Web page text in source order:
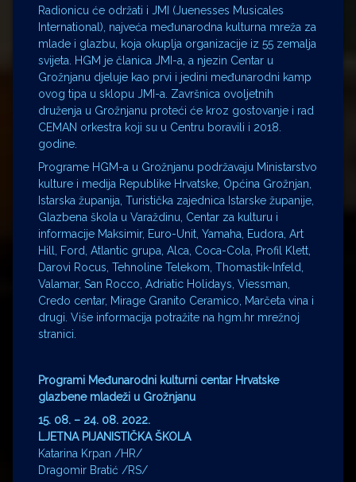
Radionicu će održati i JMI (Juenesses Musicales
International), najveća međunarodna kulturna mreža za
mlade i glazbu, koja okuplja organizacije iz 55 zemalja
svijeta. HGM je članica JMI-a, a njezin Centar u
Grožnjanu djeluje kao prvi i jedini međunarodni kamp
ovog tipa u sklopu JMI-a. Završnica ovoljetnih
druženja u Grožnjanu proteći će kroz gostovanje i rad
CEMAN orkestra koji su u Centru boravili i 2018.
godine.
Programe HGM-a u Grožnjanu podržavaju Ministarstvo
kulture i medija Republike Hrvatske, Općina Grožnjan,
Istarska županija, Turistička zajednica Istarske županije,
Glazbena škola u Varaždinu, Centar za kulturu i
informacije Maksimir, Euro-Unit, Yamaha, Eudora, Art
Hill, Ford, Atlantic grupa, Alca, Coca-Cola, Profil Klett,
Darovi Rocus, Tehnoline Telekom, Thomastik-Infeld,
Valamar, San Rocco, Adriatic Holidays, Viessman,
Credo centar, Mirage Granito Ceramico, Marčeta vina i
drugi. Više informacija potražite na hgm.hr mrežnoj
stranici.
Programi Međunarodni kulturni centar Hrvatske
glazbene mladeži u Grožnjanu
15. 08. – 24. 08. 2022.
LJETNA PIJANISTIČKA ŠKOLA
Katarina Krpan /HR/
Dragomir Bratić /RS/